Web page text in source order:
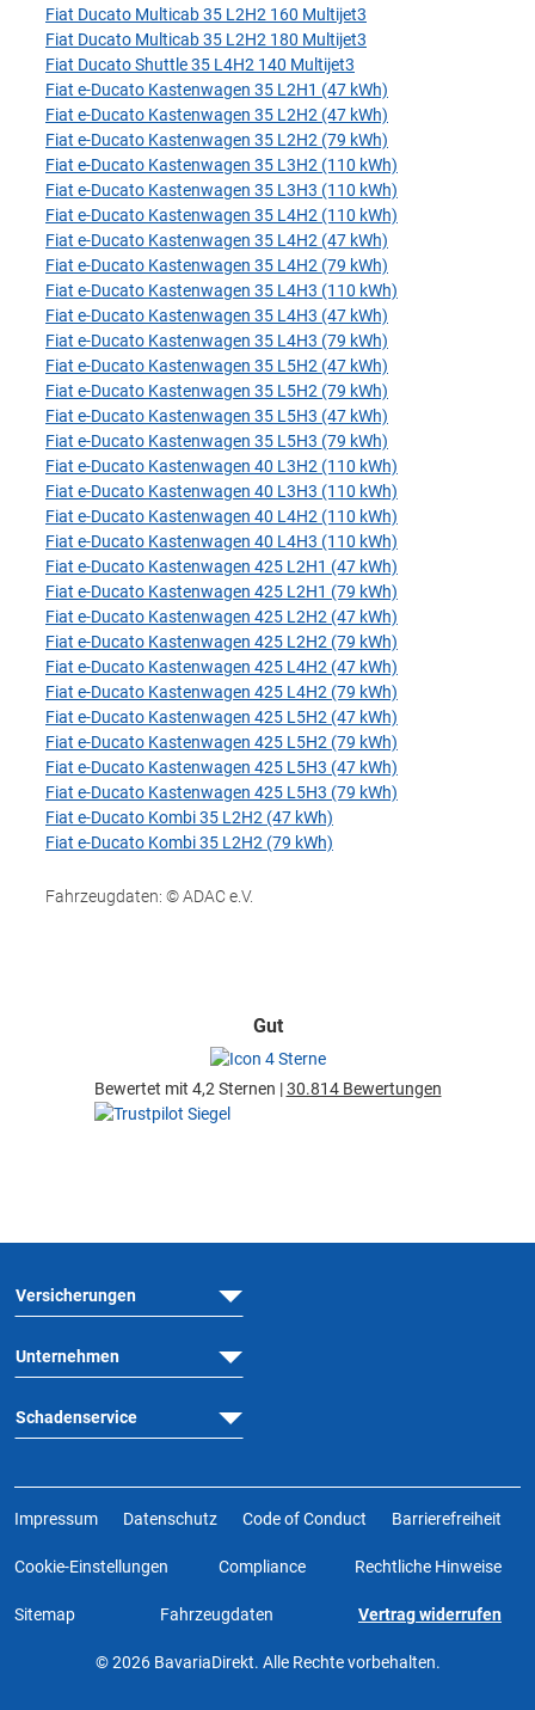
Fiat Ducato Multicab 35 L2H2 160 Multijet3
Fiat Ducato Multicab 35 L2H2 180 Multijet3
Fiat Ducato Shuttle 35 L4H2 140 Multijet3
Fiat e-Ducato Kastenwagen 35 L2H1 (47 kWh)
Fiat e-Ducato Kastenwagen 35 L2H2 (47 kWh)
Fiat e-Ducato Kastenwagen 35 L2H2 (79 kWh)
Fiat e-Ducato Kastenwagen 35 L3H2 (110 kWh)
Fiat e-Ducato Kastenwagen 35 L3H3 (110 kWh)
Fiat e-Ducato Kastenwagen 35 L4H2 (110 kWh)
Fiat e-Ducato Kastenwagen 35 L4H2 (47 kWh)
Fiat e-Ducato Kastenwagen 35 L4H2 (79 kWh)
Fiat e-Ducato Kastenwagen 35 L4H3 (110 kWh)
Fiat e-Ducato Kastenwagen 35 L4H3 (47 kWh)
Fiat e-Ducato Kastenwagen 35 L4H3 (79 kWh)
Fiat e-Ducato Kastenwagen 35 L5H2 (47 kWh)
Fiat e-Ducato Kastenwagen 35 L5H2 (79 kWh)
Fiat e-Ducato Kastenwagen 35 L5H3 (47 kWh)
Fiat e-Ducato Kastenwagen 35 L5H3 (79 kWh)
Fiat e-Ducato Kastenwagen 40 L3H2 (110 kWh)
Fiat e-Ducato Kastenwagen 40 L3H3 (110 kWh)
Fiat e-Ducato Kastenwagen 40 L4H2 (110 kWh)
Fiat e-Ducato Kastenwagen 40 L4H3 (110 kWh)
Fiat e-Ducato Kastenwagen 425 L2H1 (47 kWh)
Fiat e-Ducato Kastenwagen 425 L2H1 (79 kWh)
Fiat e-Ducato Kastenwagen 425 L2H2 (47 kWh)
Fiat e-Ducato Kastenwagen 425 L2H2 (79 kWh)
Fiat e-Ducato Kastenwagen 425 L4H2 (47 kWh)
Fiat e-Ducato Kastenwagen 425 L4H2 (79 kWh)
Fiat e-Ducato Kastenwagen 425 L5H2 (47 kWh)
Fiat e-Ducato Kastenwagen 425 L5H2 (79 kWh)
Fiat e-Ducato Kastenwagen 425 L5H3 (47 kWh)
Fiat e-Ducato Kastenwagen 425 L5H3 (79 kWh)
Fiat e-Ducato Kombi 35 L2H2 (47 kWh)
Fiat e-Ducato Kombi 35 L2H2 (79 kWh)
Fahrzeugdaten: © ADAC e.V.
Gut
Bewertet mit 4,2 Sternen |30.814 Bewertungen
Versicherungen
Unternehmen
Schadenservice
Impressum Datenschutz Code of Conduct Barrierefreiheit
Cookie-Einstellungen Compliance Rechtliche Hinweise
Sitemap Fahrzeugdaten Vertrag widerrufen
© 2026 BavariaDirekt. Alle Rechte vorbehalten.